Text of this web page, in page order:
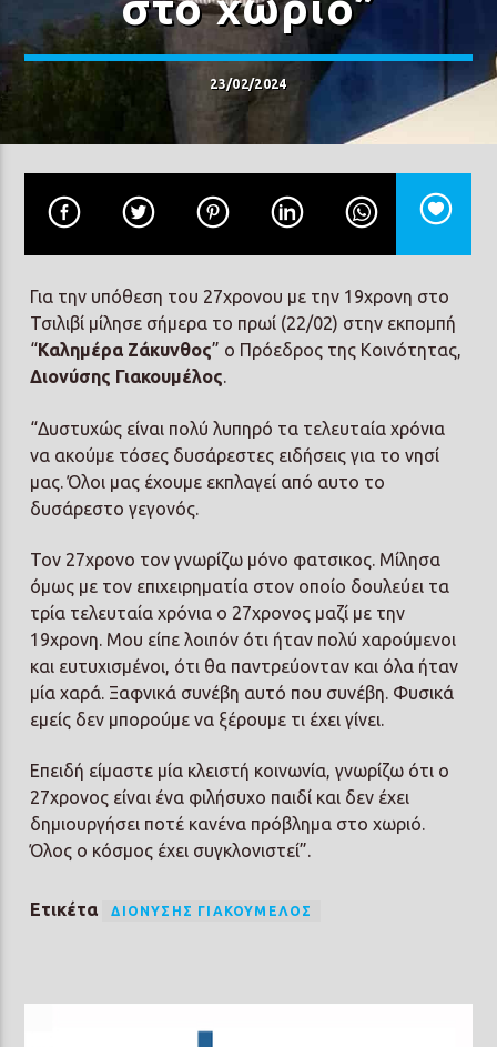
23/02/2024
Για την υπόθεση του 27χρονου με την 19χρονη στο
Τσιλιβί μίλησε σήμερα το πρωί (22/02) στην εκπομπή
“Καλημέρα Ζάκυνθος” ο Πρόεδρος της Κοινότητας,
Διονύσης Γιακουμέλος.
“Δυστυχώς είναι πολύ λυπηρό τα τελευταία χρόνια
να ακούμε τόσες δυσάρεστες ειδήσεις για το νησί
μας. Όλοι μας έχουμε εκπλαγεί από αυτο το
δυσάρεστο γεγονός.
Τον 27χρονο τον γνωρίζω μόνο φατσικος. Μίλησα
όμως με τον επιχειρηματία στον οποίο δουλεύει τα
τρία τελευταία χρόνια ο 27χρονος μαζί με την
19χρονη. Μου είπε λοιπόν ότι ήταν πολύ χαρούμενοι
και ευτυχισμένοι, ότι θα παντρεύονταν και όλα ήταν
μία χαρά. Ξαφνικά συνέβη αυτό που συνέβη. Φυσικά
εμείς δεν μπορούμε να ξέρουμε τι έχει γίνει.
Επειδή είμαστε μία κλειστή κοινωνία, γνωρίζω ότι ο
27χρονος είναι ένα φιλήσυχο παιδί και δεν έχει
δημιουργήσει ποτέ κανένα πρόβλημα στο χωριό.
Όλος ο κόσμος έχει συγκλονιστεί”.
Ετικέτα ΔΙΟΝΎΣΗΣ ΓΙΑΚΟΥΜΈΛΟΣ